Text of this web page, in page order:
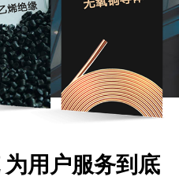
用户服务到底